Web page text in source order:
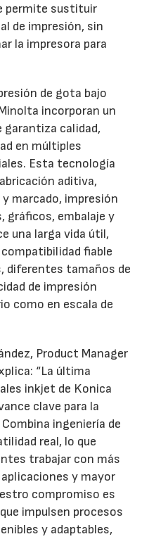
permite sustituir
de impresión, sin
la impresora para
de gota bajo
incorporan un
garantiza calidad,
en múltiples
Esta tecnología
aditiva,
marcado, impresión
gráficos, embalaje y
una larga vida útil,
fiable
diferentes tamaños de
de impresión
como en escala de
Product Manager
“La última
inkjet de Konica
clave para la
ingeniería de
real, lo que
trabajar con más
y mayor
compromiso es
impulsen procesos
y adaptables,